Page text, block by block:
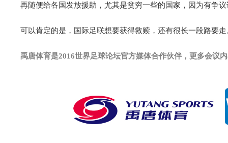
再随便给各国发放援助，尤其是贫穷一些的国家，因为有争
可以肯定的是，国际足联想要获得救赎，还有很长一段路要走
禹唐体育是2016世界足球论坛官方媒体合作伙伴，更多会议